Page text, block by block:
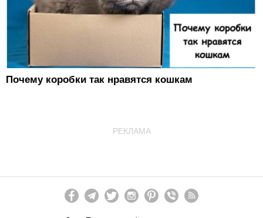
Почему коробки так нравятся кошкам
РЕКЛАМА